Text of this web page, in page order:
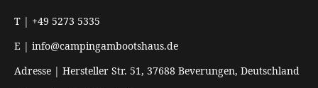
T | +49 5273 5335
E | info@campingambootshaus.de
Adresse | Hersteller Str. 51, 37688 Beverungen, Deutschland